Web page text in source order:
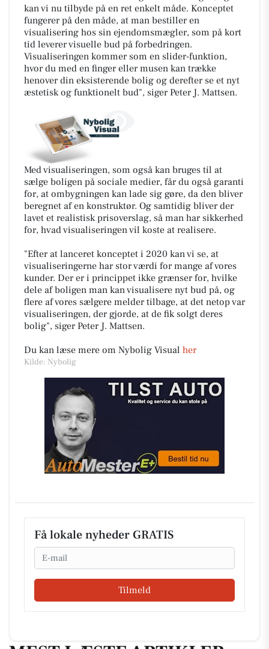
kan vi nu tilbyde på en ret enkelt måde. Konceptet
fungerer på den måde, at man bestiller en
visualisering hos sin ejendomsmægler, som på kort
tid leverer visuelle bud på forbedringen.
Visualiseringen kommer som en slider-funktion,
hvor du med en finger eller musen kan trække
henover din eksisterende bolig og derefter se et nyt
æstetisk og funktionelt bud", siger Peter J. Mattsen.
Med visualiseringen, som også kan bruges til at
sælge boligen på sociale medier, får du også garanti
for, at ombygningen kan lade sig gøre, da den bliver
beregnet af en konstruktør. Og samtidig bliver der
lavet et realistisk prisoverslag, så man har sikkerhed
for, hvad visualiseringen vil koste at realisere.
"Efter at lanceret konceptet i 2020 kan vi se, at
visualiseringerne har stor værdi for mange af vores
kunder. Der er i princippet ikke grænser for, hvilke
dele af boligen man kan visualisere nyt bud på, og
flere af vores sælgere melder tilbage, at det netop var
visualiseringen, der gjorde, at de fik solgt deres
bolig", siger Peter J. Mattsen.
Du kan læse mere om Nybolig Visual her
Kilde: Nybolig
Få lokale nyheder GRATIS
Email
Tilmeld